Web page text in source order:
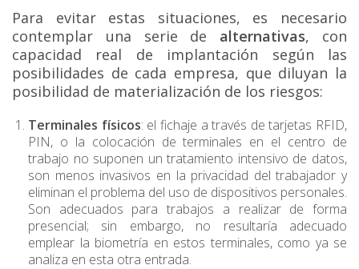
Para evitar estas situaciones, es necesario
contemplar una serie de alternativas, con
capacidad real de implantación según las
posibilidades de cada empresa, que diluyan la
posibilidad de materialización de los riesgos:
Terminales físicos: el fichaje a través de tarjetas RFID,
PIN, o la colocación de terminales en el centro de
trabajo no suponen un tratamiento intensivo de datos,
son menos invasivos en la privacidad del trabajador y
eliminan el problema del uso de dispositivos personales.
Son adecuados para trabajos a realizar de forma
presencial; sin embargo, no resultaría adecuado
emplear la biometría en estos terminales, como ya se
analiza en esta otra entrada.